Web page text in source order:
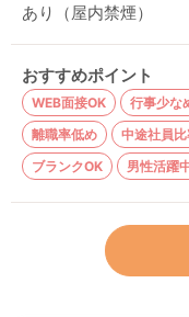
あり（屋内禁煙）
おすすめポイント
WEB面接OK 行事少な
離職率低め
中途社員
ブランクOK
男性活躍